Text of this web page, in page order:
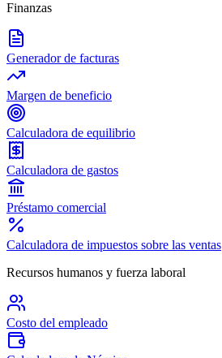
Finanzas
Generador de facturas
Margen de beneficio
Calculadora de equilibrio
Calculadora de gastos
Préstamo comercial
Calculadora de impuestos sobre las ventas
Recursos humanos y fuerza laboral
Costo del empleado